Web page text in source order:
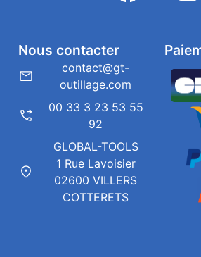
Nous contacter
contact@gt-
outillage.com
00 33 3 23 53 55
92
GLOBAL-TOOLS
1 Rue Lavoisier
02600 VILLERS
COTTERETS